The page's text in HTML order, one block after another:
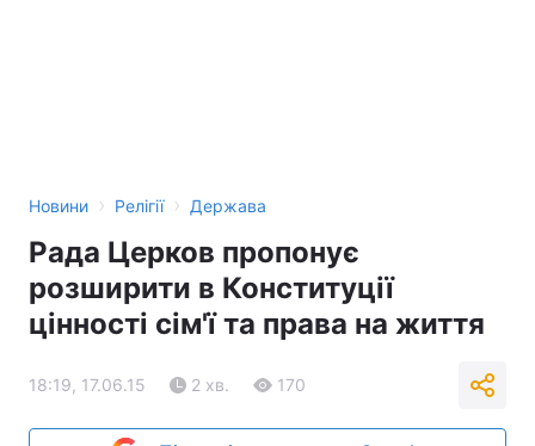
Новини › Релігії › Держава
Рада Церков пропонує
розширити в Конституції
цінності сім'ї та права на життя
18:19, 17.06.15 2 хв. 170